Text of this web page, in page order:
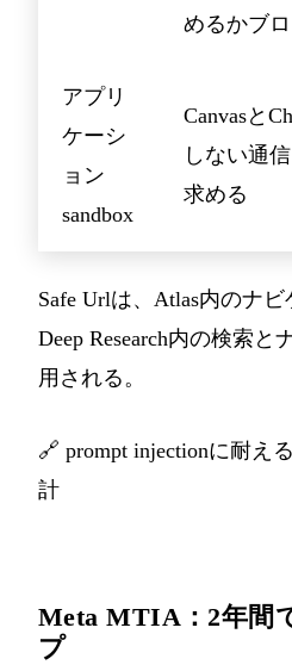
めるかブ
アプリ
ケーシ
ョン
sandbox
Canvasと
しない通
求める
Safe Urlは、Atlas内のナ
Deep Research内の検索と
用される。
🔗 prompt injectionに耐え
計
Meta MTIA：2年間
プ